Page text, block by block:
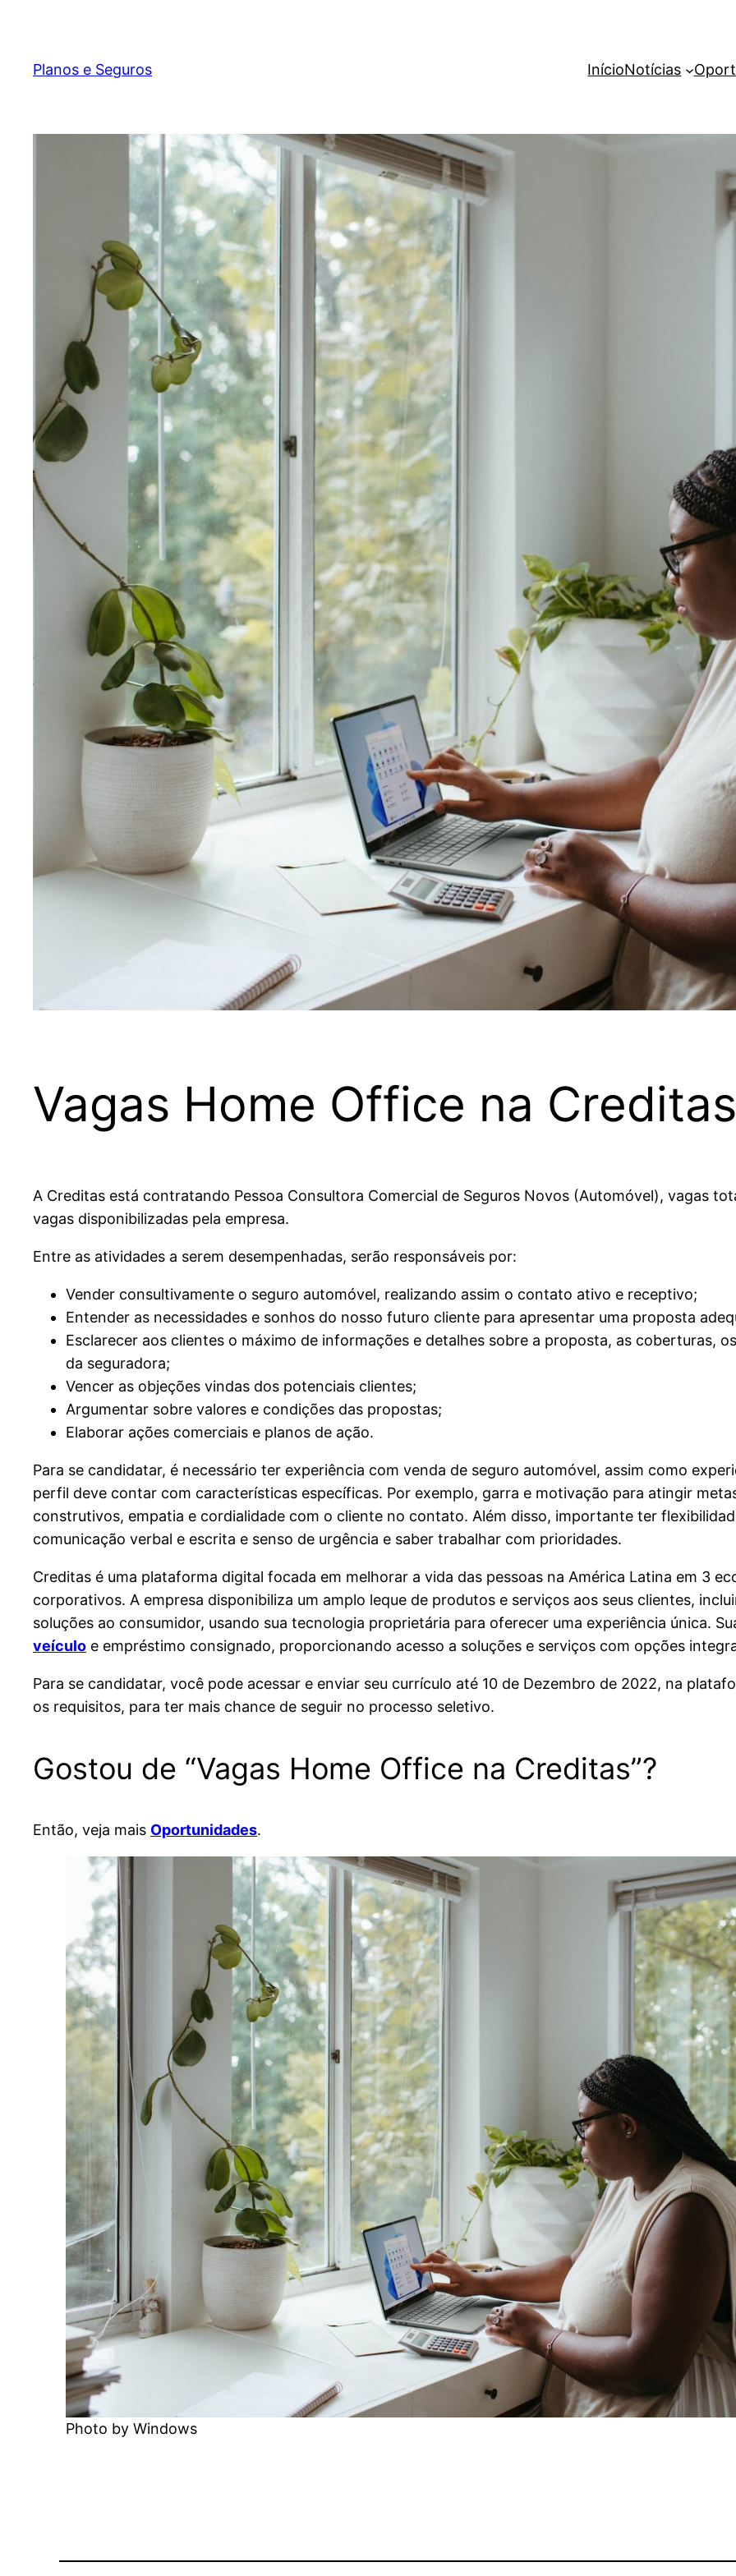
Planos e Seguros InícioNotícias
Vagas Home Office na Creditas
A Creditas está contratando Pessoa Consultora Comercial de Seguros Novos (Automóvel), vagas
vagas disponibilizadas pela empresa.
Entre as atividades a serem desempenhadas, serão responsáveis por:
Vender consultivamente o seguro automóvel, realizando assim o contato ativo e receptivo;
Entender as necessidades e sonhos do nosso futuro cliente para apresentar uma proposta
Esclarecer aos clientes o máximo de informações e detalhes sobre a proposta, as coberturas,
da seguradora;
Vencer as objeções vindas dos potenciais clientes;
Argumentar sobre valores e condições das propostas;
Elaborar ações comerciais e planos de ação.
Para se candidatar, é necessário ter experiência com venda de seguro automóvel, assim como
perfil deve contar com características específicas. Por exemplo, garra e motivação para atingir
construtivos, empatia e cordialidade com o cliente no contato. Além disso, importante ter
comunicação verbal e escrita e senso de urgência e saber trabalhar com prioridades.
Creditas é uma plataforma digital focada em melhorar a vida das pessoas na América Latina em 3
corporativos. A empresa disponibiliza um amplo leque de produtos e serviços aos seus clientes,
soluções ao consumidor, usando sua tecnologia proprietária para oferecer uma experiência única.
veículo e empréstimo consignado, proporcionando acesso a soluções e serviços com opções
Para se candidatar, você pode acessar e enviar seu currículo até 10 de Dezembro de 2022, na
os requisitos, para ter mais chance de seguir no processo seletivo.
Gostou de “Vagas Home Office na Creditas”?
Então, veja mais Oportunidades.
Photo by Windows